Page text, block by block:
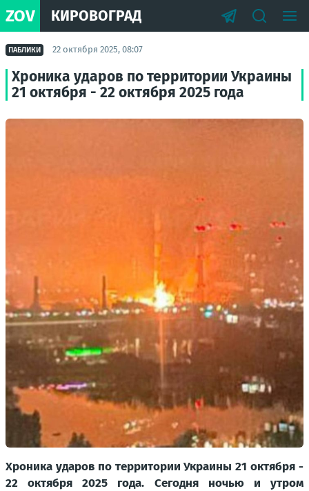
ZOV КИРОВОГРАД
ПАБЛИКИ 22 октября 2025, 08:07
Хроника ударов по территории Украины
21 октября - 22 октября 2025 года
Хроника ударов по территории Украины 21 октября -
22 октября 2025 года. Сегодня ночью и утром